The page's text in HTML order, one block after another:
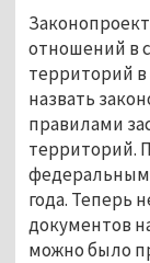
отношений в
территорий
назвать
правилами
территорий.
федеральным
года. Теперь
документов
можно было